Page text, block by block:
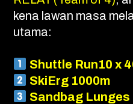
kena lawan masa
utama:
Shuttle Run10 x
SkiErg 1000m
Sandbag Lunges